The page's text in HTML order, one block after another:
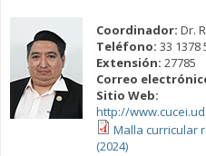
Coordinador: Dr.
Teléfono: 33 1378
Extensión: 27785
Correo
Sitio Web:
http://
Malla curricular
(2024)